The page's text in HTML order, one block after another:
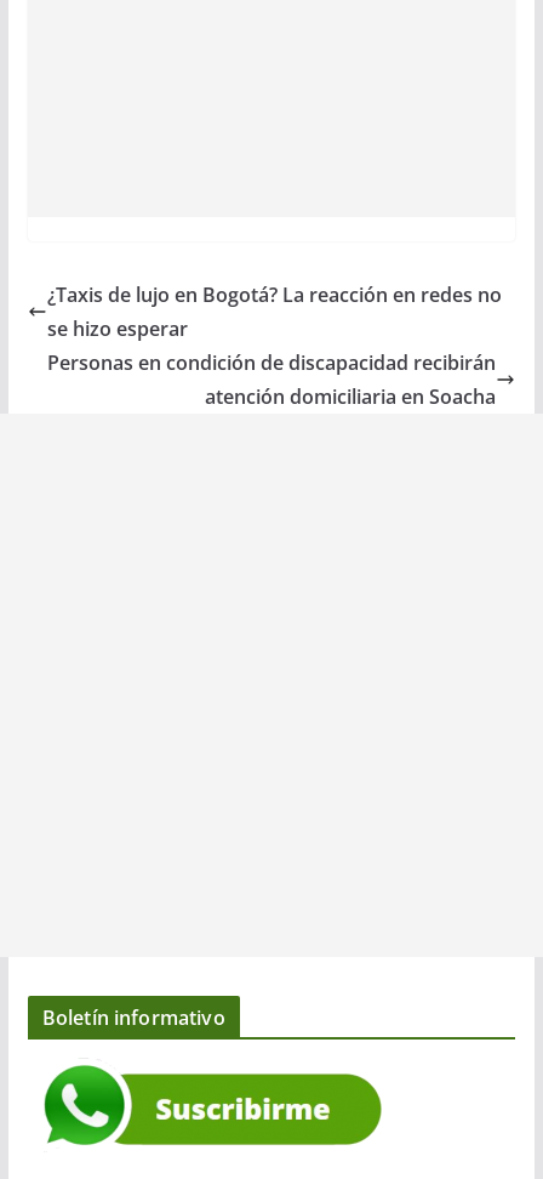
¿Taxis de lujo en Bogotá? La reacción en redes no
se hizo esperar
Personas en condición de discapacidad recibirán
atención domiciliaria en Soacha
Boletín informativo